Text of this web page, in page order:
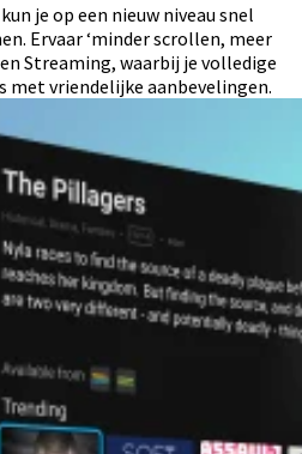
je op een nieuw niveau snel
Ervaar ‘minder scrollen, meer
en Streaming, waarbij je volledige
met vriendelijke aanbevelingen.